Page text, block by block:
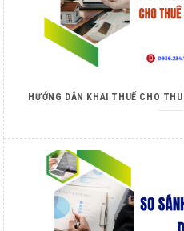
HƯỚNG DẪN KHAI THUẾ CHO